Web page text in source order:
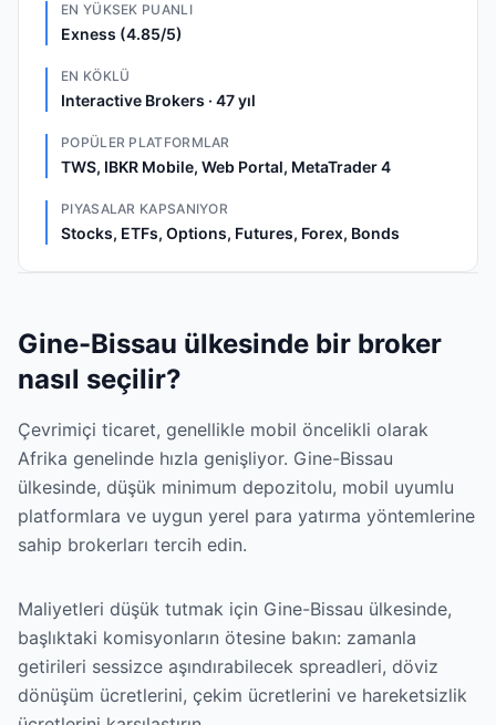
EN YÜKSEK PUANLI
Exness (4.85/5)
EN KÖKLÜ
Interactive Brokers · 47 yıl
POPÜLER PLATFORMLAR
TWS, IBKR Mobile, Web Portal, MetaTrader 4
PIYASALAR KAPSANIYOR
Stocks, ETFs, Options, Futures, Forex, Bonds
Gine-Bissau ülkesinde bir broker
nasıl seçilir?
Çevrimiçi ticaret, genellikle mobil öncelikli olarak
Afrika genelinde hızla genişliyor. Gine-Bissau
ülkesinde, düşük minimum depozitolu, mobil uyumlu
platformlara ve uygun yerel para yatırma yöntemlerine
sahip brokerları tercih edin.
Maliyetleri düşük tutmak için Gine-Bissau ülkesinde,
başlıktaki komisyonların ötesine bakın: zamanla
getirileri sessizce aşındırabilecek spreadleri, döviz
dönüşüm ücretlerini, çekim ücretlerini ve hareketsizlik